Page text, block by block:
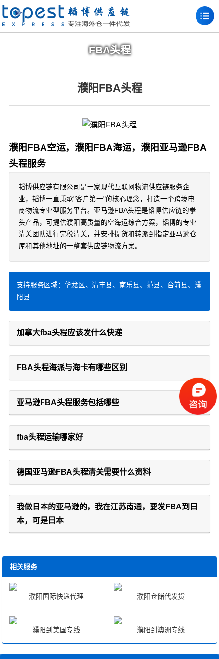
FBA头程
濮阳FBA头程
濮阳FBA空运，濮阳FBA海运，濮阳亚马逊FBA
头程服务
韬博供应链有限公司是一家现代互联网物流供应链服务企
业，韬博一直秉承"客户第一"的核心理念，打造一个跨境电
商物流专业型服务平台。亚马逊FBA头程是韬博供应链的拳
头产品，可提供濮阳高质量的空海运综合方案，韬博的专业
清关团队进行完税清关，并安排提货和转派到指定亚马逊仓
库和其他地址的一整套供应链物流方案。
支持服务区域：华龙区、清丰县、南乐县、范县、台前县、濮
阳县
加拿大fba头程应该发什么快递
FBA头程海派与海卡有哪些区别
亚马逊FBA头程服务包括哪些
fba头程运输哪家好
德国亚马逊FBA头程清关需要什么资料
我做日本的亚马逊的，我在江苏南通，要发FBA到日
本，可是日本
相关服务
濮阳国际快递代理 濮阳仓储代发货
濮阳到美国专线 濮阳到澳洲专线